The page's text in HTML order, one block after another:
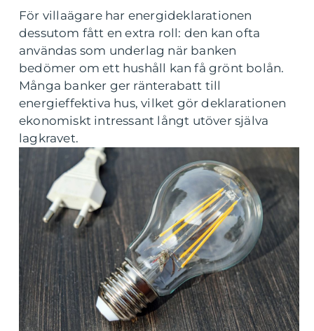
För villaägare har energideklarationen
dessutom fått en extra roll: den kan ofta
användas som underlag när banken
bedömer om ett hushåll kan få grönt bolån.
Många banker ger ränterabatt till
energieffektiva hus, vilket gör deklarationen
ekonomiskt intressant långt utöver själva
lagkravet.